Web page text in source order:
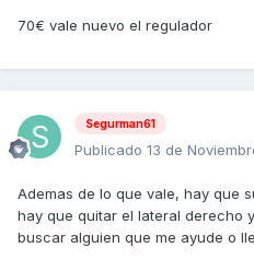
70€ vale nuevo el regulador
Segurman61
Publicado 13 de
Ademas de lo que vale, hay que
hay que quitar el lateral derecho
buscar alguien que me ayude o